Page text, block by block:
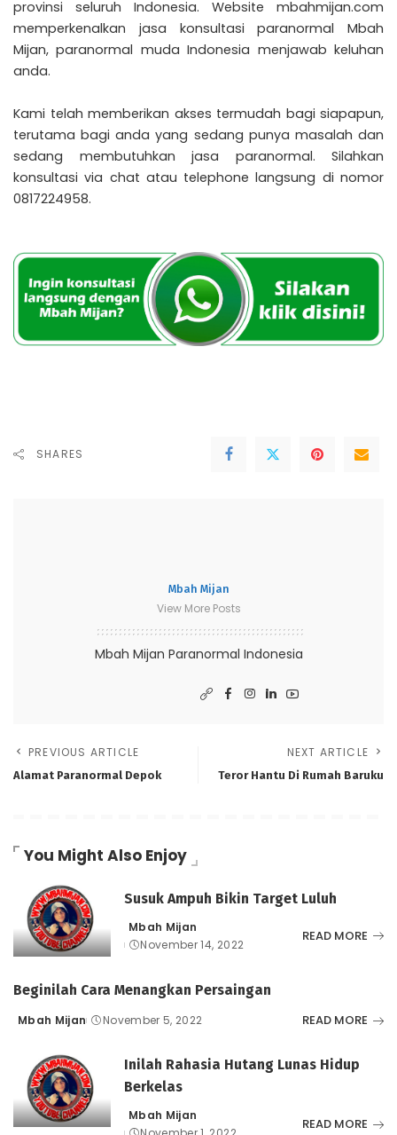
provinsi seluruh Indonesia. Website mbahmijan.com
memperkenalkan jasa konsultasi paranormal Mbah
Mijan, paranormal muda Indonesia menjawab keluhan
anda.
Kami telah memberikan akses termudah bagi siapapun,
terutama bagi anda yang sedang punya masalah dan
sedang membutuhkan jasa paranormal. Silahkan
konsultasi via chat atau telephone langsung di nomor
0817224958.
SHARES
Mbah Mijan
View More Posts
Mbah Mijan Paranormal Indonesia
PREVIOUS ARTICLE
Alamat Paranormal Depok
NEXT ARTICLE
Teror Hantu Di Rumah Baruku
You Might Also Enjoy
Susuk Ampuh Bikin Target Luluh
Posted
by
Mbah Mijan
November 14, 2022
READ MORE
Beginilah Cara Menangkan Persaingan
Posted
Mbah Mijan November 5, 2022 READ MORE
Inilah Rahasia Hutang Lunas Hidup
Berkelas
Posted
Mbah Mijan
READ MORE